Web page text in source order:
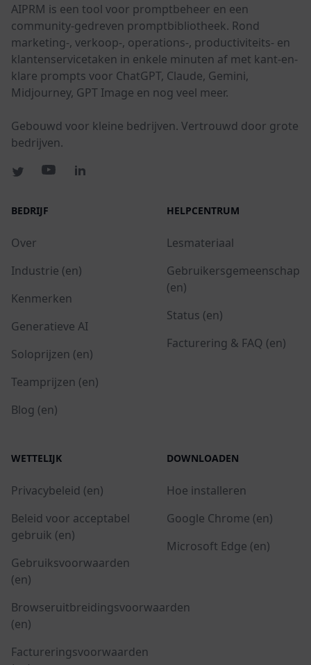
AIPRM is een tool voor promptbeheer en een
community-gedreven promptbibliotheek. Rond
marketing-, verkoop-, operations-, productiviteits- en
klantenservicetaken in enkele minuten af met kant-en-
klare prompts voor ChatGPT, Claude, Gemini,
Midjourney, GPT Image en nog veel meer.
Gebouwd voor kleine bedrijven. Vertrouwd door grote
bedrijven.
BEDRIJF
Over
Industrie (en)
Kenmerken
Generatieve AI
Soloprijzen (en)
Teamprijzen (en)
Blog (en)
HELPCENTRUM
Lesmateriaal
Gebruikersgemeenschap
(en)
Status (en)
Facturering & FAQ (en)
WETTELIJK
Privacybeleid (en)
Beleid voor acceptabel
gebruik (en)
Gebruiksvoorwaarden
(en)
Browseruitbreidingsvoorwaarden
(en)
Factureringsvoorwaarden
DOWNLOADEN
Hoe installeren
Google Chrome (en)
Microsoft Edge (en)